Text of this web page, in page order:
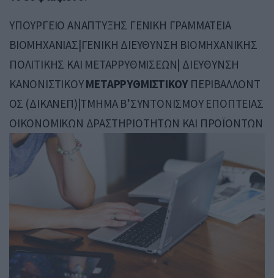
ΥΠΟΥΡΓΕΙΟ ΑΝΑΠΤΥΞΗΣ ΓΕΝΙΚΗ ΓΡΑΜΜΑΤΕΙΑ
ΒΙΟΜΗΧΑΝΙΑΣ|ΓΕΝΙΚΗ ΔΙΕΥΘΥΝΣΗ ΒΙΟΜΗΧΑΝΙΚΗΣ
ΠΟΛΙΤΙΚΗΣ ΚΑΙ ΜΕΤΑΡΡΥΘΜΙΣΕΩΝ| ΔΙΕΥΘΥΝΣΗ
ΚΑΝΟΝΙΣΤΙΚΟΥΜΕΤΑΡΡΥΘΜΙΣΤΙΚΟΥ ΠΕΡΙΒΑΛΛΟΝΤ
ΟΣ (ΔΙΚΑΝΕΠ)|ΤΜΗΜΑ Β’ΣΥΝΤΟΝΙΣΜΟΥ ΕΠΟΠΤΕΙΑΣ
ΟΙΚΟΝΟΜΙΚΩΝ ΔΡΑΣΤΗΡΙΟΤΗΤΩΝ ΚΑΙ ΠΡΟΪΟΝΤΩΝ